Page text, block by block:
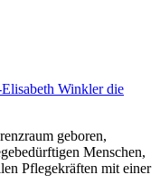
Winkler die
geboren,
Menschen,
Pflegekräften mit einer